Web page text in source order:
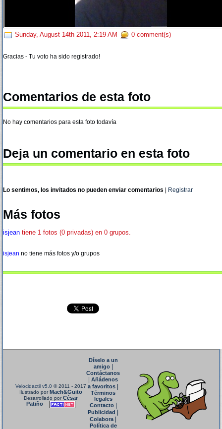
Sunday, August 14th 2011, 2:19 AM 0 comment(s)
Gracias - Tu voto ha sido registrado!
Comentarios de esta foto
No hay comentarios para esta foto todavía
Deja un comentario en esta foto
Lo sentimos, los invitados no pueden enviar comentarios Registrar
Más fotos
isjean tiene 1 fotos (0 privadas) en 0 grupos.
isjean no tiene más fotos y/o grupos
Velocidactil v5.0 © 2011 - 2017
Ilustrado porMach&Guito
Desarrollado porCésar
Patiño
Díselo a un
amigo|
Contáctanos
Añádenos
a favoritos
Términos
legales
Contacto|
Publicidad
Colabora|
Política de